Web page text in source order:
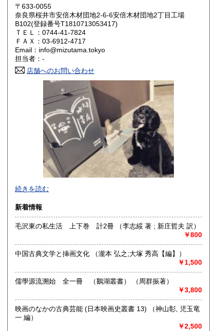
岡山県 600円 広島県 600円
山口県 600円
香川県 600円
高知県 600円
600円
600円 大分県
600円 鹿児島県
600円
〒633-0055
奈良県桜井市安倍木材団地2-6-6安倍木材団地2丁目工場
B102(登録番号T1810713053417)
ＴＥＬ：0744-41-7824
ＦＡＸ：03-6912-4717
Email：info@mizutama.tokyo
担当者：-
店舗へのお問い合わせ
ネット販売を主に多ジャンルの書籍をお取り扱いしておりま
続きを読む
新着情報
毛沢東の私生活 上下巻 計2冊 （李志綏 著 ; 新庄哲夫 訳）
￥800
中国古典文学と挿画文化 （瀧本 弘之;大塚 秀高【編】）
￥1,500
儒學源流溯始 全一冊 （鵝湖叢書） （周群振著）
￥3,800
映画のなかの古典芸能 (日本映画史叢書 13) （神山彰, 児玉竜
一 編）
￥2,500